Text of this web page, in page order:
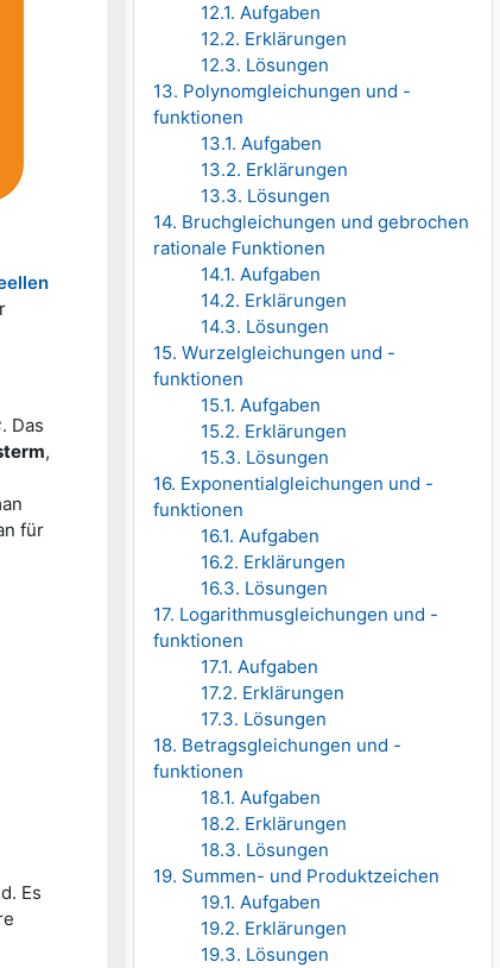
12.1. Aufgaben
12.2. Erklärungen
12.3. Lösungen
13. Polynomgleichungen und -
funktionen
13.1. Aufgaben
13.2. Erklärungen
13.3. Lösungen
14. Bruchgleichungen und gebrochen
rationale Funktionen
14.1. Aufgaben
14.2. Erklärungen
14.3. Lösungen
15. Wurzelgleichungen und -
funktionen
15.1. Aufgaben
15.2. Erklärungen
15.3. Lösungen
16. Exponentialgleichungen und -
funktionen
16.1. Aufgaben
16.2. Erklärungen
16.3. Lösungen
17. Logarithmusgleichungen und -
funktionen
17.1. Aufgaben
17.2. Erklärungen
17.3. Lösungen
18. Betragsgleichungen und -
funktionen
18.1. Aufgaben
18.2. Erklärungen
18.3. Lösungen
19. Summen- und Produktzeichen
19.1. Aufgaben
19.2. Erklärungen
19.3. Lösungen
. Das
,
für
Es